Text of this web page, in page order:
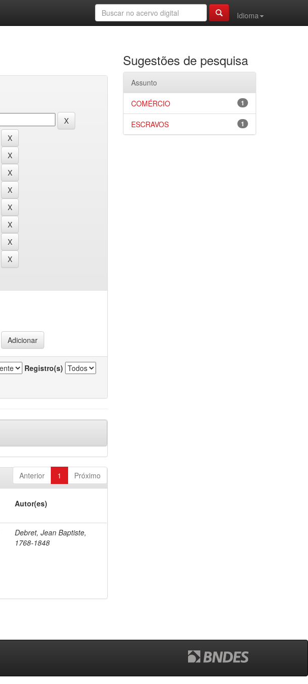
Idioma
Registro(s)
Anterior 1 Próximo
Autor(es)
Debret, Jean Baptiste,
1768-1848
Sugestões de pesquisa
Assunto
1
COMÉRCIO
1
ESCRAVOS